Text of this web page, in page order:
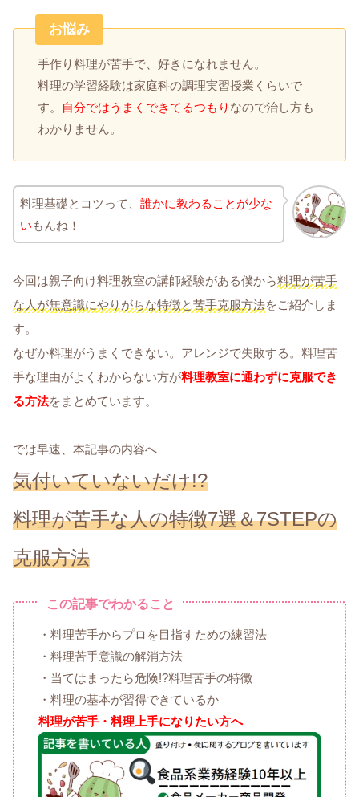
お悩み
手作り料理が苦手で、好きになれません。
料理の学習経験は家庭科の調理実習授業くらいで
す。
自分ではうまくできてるつもり なので治し方も
わかりません。
料理基礎とコツって、 誰かに教わることが少な
い もんね！
今回は親子向け料理教室の講師経験がある僕から料理が苦手
な人が無意識にやりがちな特徴と苦手克服方法をご紹介しま
す。
なぜか料理がうまくできない。アレンジで失敗する。料理苦
手な理由がよくわからない方が料理教室に通わずに克服でき
る方法をまとめています。
では早速、本記事の内容へ
気付いていないだけ!?
料理が苦手な人の特徴7選＆7STEPの
克服方法
この記事でわかること
・料理苦手からプロを目指すための練習法
・料理苦手意識の解消方法
・当てはまったら危険!?料理苦手の特徴
・料理の基本が習得できているか
料理が苦手・料理上手になりたい方へ